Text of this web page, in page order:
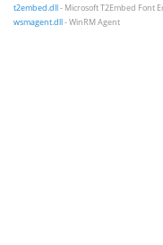
t2embed.dll- Microsoft T2Embed Font
wsmagent.dll- WinRM Agent